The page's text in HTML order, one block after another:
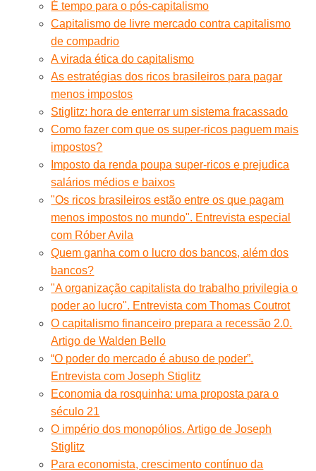
É tempo para o pós-capitalismo
Capitalismo de livre mercado contra capitalismo
de compadrio
A virada ética do capitalismo
As estratégias dos ricos brasileiros para pagar
menos impostos
Stiglitz: hora de enterrar um sistema fracassado
Como fazer com que os super-ricos paguem mais
impostos?
Imposto da renda poupa super-ricos e prejudica
salários médios e baixos
"Os ricos brasileiros estão entre os que pagam
menos impostos no mundo". Entrevista especial
com Róber Avila
Quem ganha com o lucro dos bancos, além dos
bancos?
"A organização capitalista do trabalho privilegia o
poder ao lucro". Entrevista com Thomas Coutrot
O capitalismo financeiro prepara a recessão 2.0.
Artigo de Walden Bello
“O poder do mercado é abuso de poder”.
Entrevista com Joseph Stiglitz
Economia da rosquinha: uma proposta para o
século 21
O império dos monopólios. Artigo de Joseph
Stiglitz
Para economista, crescimento contínuo da